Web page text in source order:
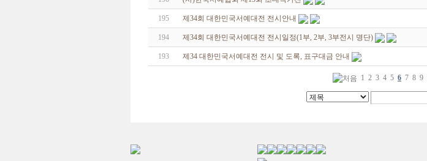
195 제34회 대한민국서예대전 전시안내
194 제34회 대한민국서예대전 전시일정(1부, 2부, 3부전시 명단)
193 제34 대한민국서예대전 전시 및 도록, 표구대금 안내
1 2 3 4 5 6 7 8 9